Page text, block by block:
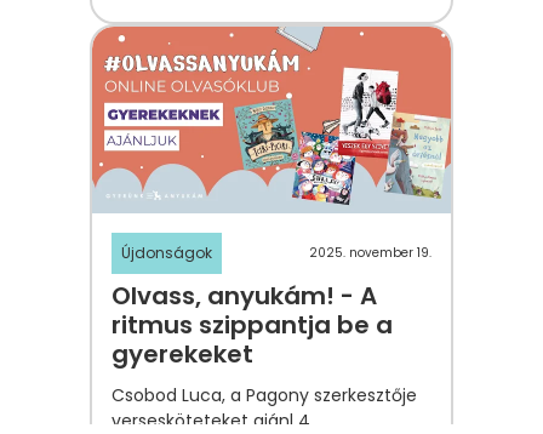
Újdonságok 2025. november 19.
Olvass, anyukám! - A
ritmus szippantja be a
gyerekeket
Csobod Luca, a Pagony szerkesztője
versesköteteket ajánl 4